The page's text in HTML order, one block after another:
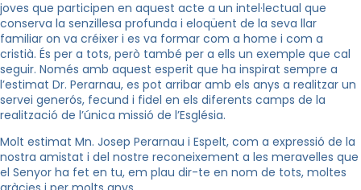
joves que participen en aquest acte a un intel·lectual que
conserva la senzillesa profunda i eloqüent de la seva llar
familiar on va créixer i es va formar com a home i com a
cristià. És per a tots, però també per a ells un exemple que cal
seguir. Només amb aquest esperit que ha inspirat sempre a
l’estimat Dr. Perarnau, es pot arribar amb els anys a realitzar un
servei generós, fecund i fidel en els diferents camps de la
realització de l’única missió de l’Església.
Molt estimat Mn. Josep Perarnau i Espelt, com a expressió de la
nostra amistat i del nostre reconeixement a les meravelles que
el Senyor ha fet en tu, em plau dir-te en nom de tots, moltes